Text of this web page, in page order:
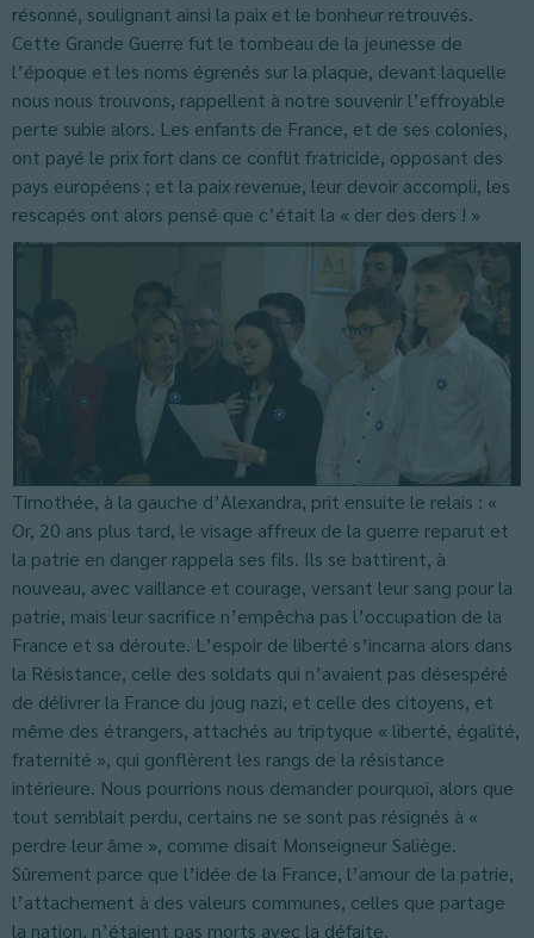
résonné, soulignant ainsi la paix et le bonheur retrouvés.
Cette Grande Guerre fut le tombeau de la jeunesse de
l’époque et les noms égrenés sur la plaque, devant laquelle
nous nous trouvons, rappellent à notre souvenir l’effroyable
perte subie alors. Les enfants de France, et de ses colonies,
ont payé le prix fort dans ce conflit fratricide, opposant des
pays européens ; et la paix revenue, leur devoir accompli, les
rescapés ont alors pensé que c’était la « der des ders ! »
Timothée, à la gauche d’Alexandra, prit ensuite le relais : «
Or, 20 ans plus tard, le visage affreux de la guerre reparut et
la patrie en danger rappela ses fils. Ils se battirent, à
nouveau, avec vaillance et courage, versant leur sang pour la
patrie, mais leur sacrifice n’empêcha pas l’occupation de la
France et sa déroute. L’espoir de liberté s’incarna alors dans
la Résistance, celle des soldats qui n’avaient pas désespéré
de délivrer la France du joug nazi, et celle des citoyens, et
même des étrangers, attachés au triptyque « liberté, égalité,
fraternité », qui gonflèrent les rangs de la résistance
intérieure. Nous pourrions nous demander pourquoi, alors que
tout semblait perdu, certains ne se sont pas résignés à «
perdre leur âme », comme disait Monseigneur Saliège.
Sûrement parce que l’idée de la France, l’amour de la patrie,
l’attachement à des valeurs communes, celles que partage
la nation, n’étaient pas morts avec la défaite.